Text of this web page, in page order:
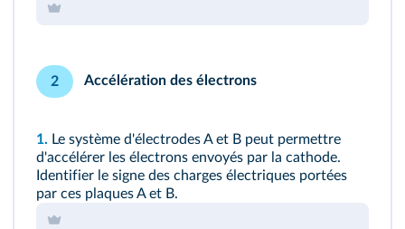
2 Accélération des électrons
1. Le système d'électrodes A et B peut permettre
d'accélérer les électrons envoyés par la cathode.
Identifier le signe des charges électriques portées
par ces plaques A et B.